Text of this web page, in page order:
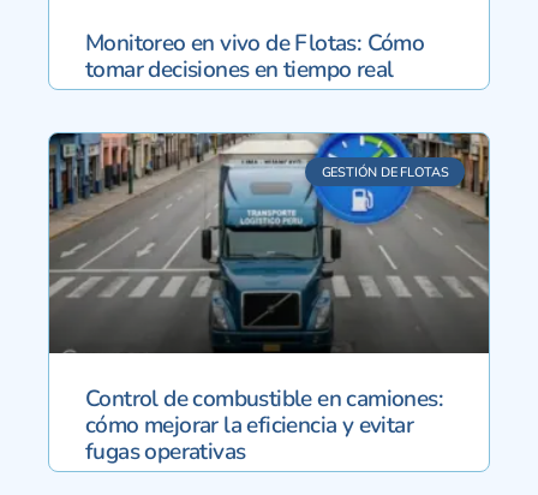
Monitoreo en vivo de Flotas: Cómo
tomar decisiones en tiempo real
GESTIÓN DE FLOTAS
Control de combustible en camiones:
cómo mejorar la eficiencia y evitar
fugas operativas